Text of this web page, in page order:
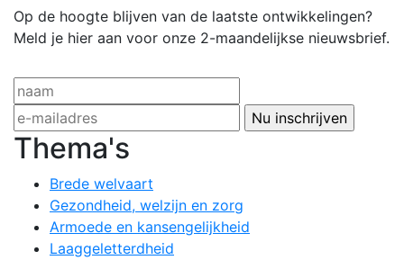
Op de hoogte blijven van de laatste ontwikkelingen?
Meld je hier aan voor onze 2-maandelijkse nieuwsbrief.
Thema's
Brede welvaart
Gezondheid, welzijn en zorg
Armoede en kansengelijkheid
Laaggeletterdheid